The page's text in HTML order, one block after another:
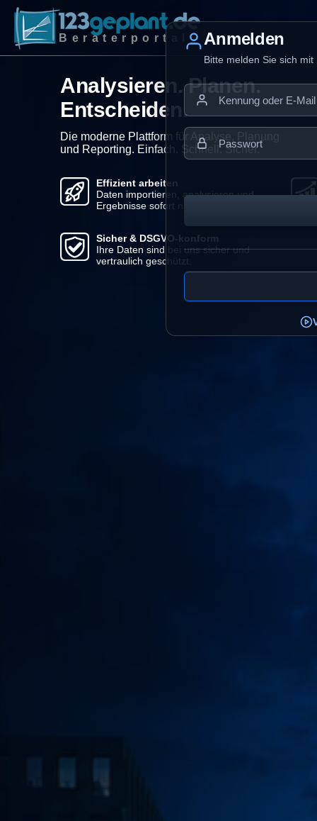
Beraterportal
Analysieren. Planen.
Entscheiden.
Die moderne Plattform für Analyse, Planung
und Reporting. Einfach. Schnell. Sicher.
Effizient arbeiten
Daten importieren, analysieren und
Ergebnisse sofort nutzen.
Sicher & DSGVO-konform
Ihre Daten sind bei uns sicher und
vertraulich geschützt.
Anmelden
Bitte melden Sie sich